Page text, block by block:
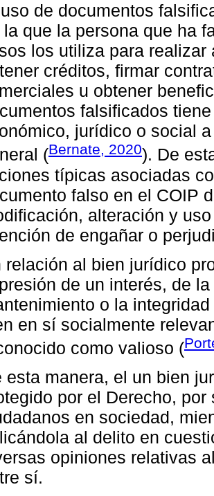
de documentos
la que la persona que ha
los utiliza para
créditos, firmar
u obtener
falsificados
jurídico o social
(Bernate, 2020). De
típicas asociadas
falso en el COIP
alteración y
de engañar o
relación al bien jurídico
de un interés, de
o la
en sí socialmente
como valioso (
esta manera, el un bien
por el Derecho,
en sociedad,
al delito en
opiniones relativas
sí.